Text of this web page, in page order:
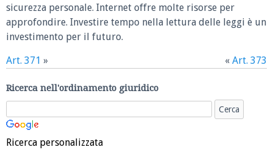
sicurezza personale. Internet offre molte risorse per
approfondire. Investire tempo nella lettura delle leggi è un
investimento per il futuro.
Art. 371 » « Art. 373
Ricerca nell'ordinamento giuridico
Ricerca personalizzata